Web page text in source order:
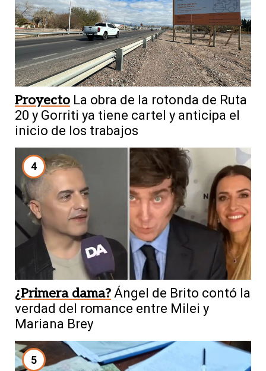
Proyecto La obra de la rotonda de Ruta
20 y Gorriti ya tiene cartel y anticipa el
inicio de los trabajos
4
¿Primera dama? Ángel de Brito contó la
verdad del romance entre Milei y
Mariana Brey
5